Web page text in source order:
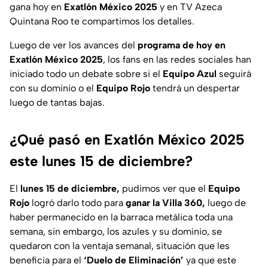
gana hoy en Exatlón México 2025 y en TV Azeca
Quintana Roo te compartimos los detalles.
Luego de ver los avances del programa de hoy en
Exatlón México 2025, los fans en las redes sociales han
iniciado todo un debate sobre si el Equipo Azul seguirá
con su dominio o el Equipo Rojo tendrá un despertar
luego de tantas bajas.
¿Qué pasó en Exatlón México 2025
este lunes 15 de diciembre?
El lunes 15 de diciembre, pudimos ver que el Equipo
Rojo logró darlo todo para ganar la Villa 360, luego de
haber permanecido en la barraca metálica toda una
semana, sin embargo, los azules y su dominio, se
quedaron con la ventaja semanal, situación que les
beneficia para el ‘Duelo de Eliminación’ ya que este